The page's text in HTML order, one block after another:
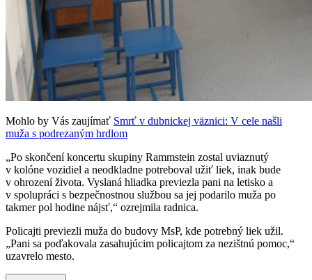
Mohlo by Vás zaujímať Smrť v dubnickej väznici: V cele našli
muža s podrezaným hrdlom
„Po skončení koncertu skupiny Rammstein zostal uviaznutý
v kolóne vozidiel a neodkladne potreboval užiť liek, inak bude
v ohrození života. Vyslaná hliadka previezla pani na letisko a
v spolupráci s bezpečnostnou službou sa jej podarilo muža po
takmer pol hodine nájsť,“ ozrejmila radnica.
Policajti previezli muža do budovy MsP, kde potrebný liek užil.
„Pani sa poďakovala zasahujúcim policajtom za nezištnú pomoc,“
uzavrelo mesto.